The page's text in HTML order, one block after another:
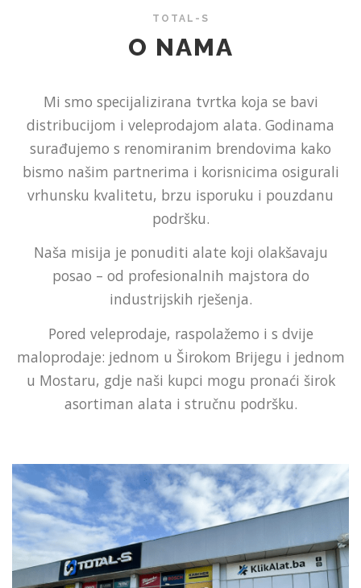
TOTAL-S
O NAMA
Mi smo specijalizirana tvrtka koja se bavi
distribucijom i veleprodajom alata. Godinama
surađujemo s renomiranim brendovima kako
bismo našim partnerima i korisnicima osigurali
vrhunsku kvalitetu, brzu isporuku i pouzdanu
podršku.
Naša misija je ponuditi alate koji olakšavaju
posao – od profesionalnih majstora do
industrijskih rješenja.
Pored veleprodaje, raspolažemo i s dvije
maloprodaje: jednom u Širokom Brijegu i jednom
u Mostaru, gdje naši kupci mogu pronaći širok
asortiman alata i stručnu podršku.